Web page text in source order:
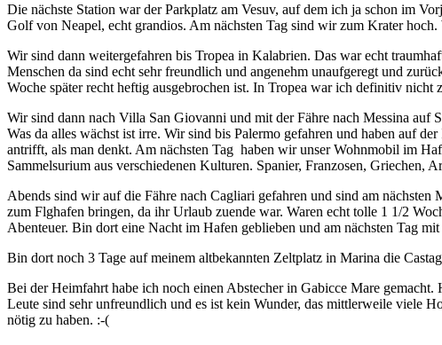
Die nächste Station war der Parkplatz am Vesuv, auf dem ich ja schon im
Golf von Neapel, echt grandios. Am nächsten Tag sind wir zum Krater
Wir sind dann weitergefahren bis Tropea in Kalabrien. Das war echt
Menschen da sind echt sehr freundlich und angenehm unaufgeregt und
Woche später recht heftig ausgebrochen ist. In Tropea war ich definitiv nicht
Wir sind dann nach Villa San Giovanni und mit der Fähre nach Messina auf
Was da alles wächst ist irre. Wir sind bis Palermo gefahren und haben auf
antrifft, als man denkt. Am nächsten Tag haben wir unser Wohnmobil im
Sammelsurium aus verschiedenen Kulturen. Spanier, Franzosen, Griechen,
Abends sind wir auf die Fähre nach Cagliari gefahren und sind am
zum Flghafen bringen, da ihr Urlaub zuende war. Waren echt tolle 1 1/2
Abenteuer. Bin dort eine Nacht im Hafen geblieben und am nächsten Tag
Bin dort noch 3 Tage auf meinem altbekannten Zeltplatz in Marina die
Bei der Heimfahrt habe ich noch einen Abstecher in Gabicce Mare
Leute sind sehr unfreundlich und es ist kein Wunder, das mittlerweile viele
nötig zu haben. :-(